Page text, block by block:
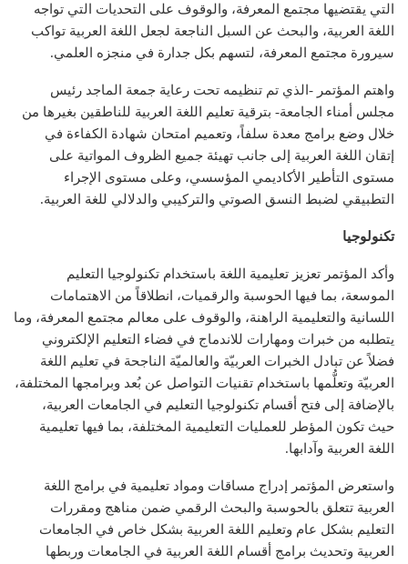
التي يقتضيها مجتمع المعرفة، والوقوف على التحديات التي تواجه
اللغة العربية، والبحث عن السبل الناجعة لجعل اللغة العربية تواكب
سيرورة مجتمع المعرفة، لتسهم بكل جدارة في منجزه العلمي.
واهتم المؤتمر -الذي تم تنظيمه تحت رعاية جمعة الماجد رئيس
مجلس أمناء الجامعة- بترقية تعليم اللغة العربية للناطقين بغيرها من
خلال وضع برامج معدة سلفاً، وتعميم امتحان شهادة الكفاءة في
إتقان اللغة العربية إلى جانب تهيئة جميع الظروف المواتية على
مستوى التأطير الأكاديمي المؤسسي، وعلى مستوى الإجراء
التطبيقي لضبط النسق الصوتي والتركيبي والدلالي للغة العربية.
تكنولوجيا
وأكد المؤتمر تعزيز تعليمية اللغة باستخدام تكنولوجيا التعليم
الموسعة، بما فيها الحوسبة والرقميات، انطلاقاً من الاهتمامات
اللسانية والتعليمية الراهنة، والوقوف على معالم مجتمع المعرفة، وما
يتطلبه من خبرات ومهارات للاندماج في فضاء التعليم الإلكتروني
فضلاً عن تبادل الخبرات العربيّة والعالميّة الناجحة في تعليم اللغة
العربيّة وتعلُّمها باستخدام تقنيات التواصل عن بُعد وبرامجها المختلفة،
بالإضافة إلى فتح أقسام تكنولوجيا التعليم في الجامعات العربية،
حيث تكون المؤطر للعمليات التعليمية المختلفة، بما فيها تعليمية
اللغة العربية وآدابها.
واستعرض المؤتمر إدراج مساقات ومواد تعليمية في برامج اللغة
العربية تتعلق بالحوسبة والبحث الرقمي ضمن مناهج ومقررات
التعليم بشكل عام وتعليم اللغة العربية بشكل خاص في الجامعات
العربية وتحديث برامج أقسام اللغة العربية في الجامعات وربطها